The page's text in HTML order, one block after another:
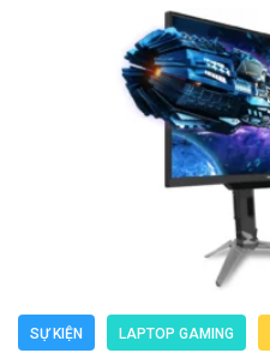
SỰ KIỆN LAPTOP GAMING